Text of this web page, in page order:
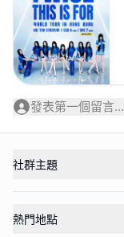
發表第一個留言...
社群主題
熱門地點